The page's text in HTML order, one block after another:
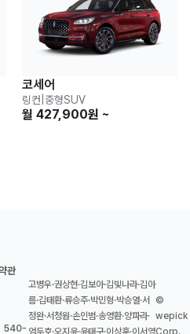
코세어
링컨 중형SUV
월 427,900원 ~
관
540-
고병우·권상현·김보아·김빛나라·김아
름·김태환·류승주·박민형·박승열·서
정완·서청원·손인범·송영환·양파라·
엄두호·오지윤·윤태구·이상훈·이서영
©
wepick
Corp.